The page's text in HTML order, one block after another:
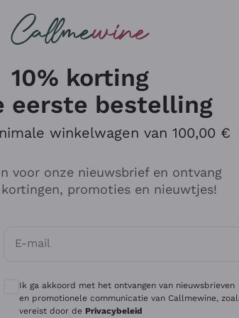
Antinori
Ca' del Bosco
Gavi
10% korting
eerste bestelling
winkelwagen van 100,00 €
voor onze nieuwsbrief en ontvang
promoties en nieuwtjes!
E-mail
Optionele toestemmingen om
Ik ga akkoord met het ontvangen van nieuwsbrieven
en promotionele communicatie van Callmewine,
vereist door de Privacybeleid